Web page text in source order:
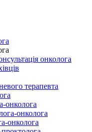
онколога
терапевта
онколога
онколога
онколога